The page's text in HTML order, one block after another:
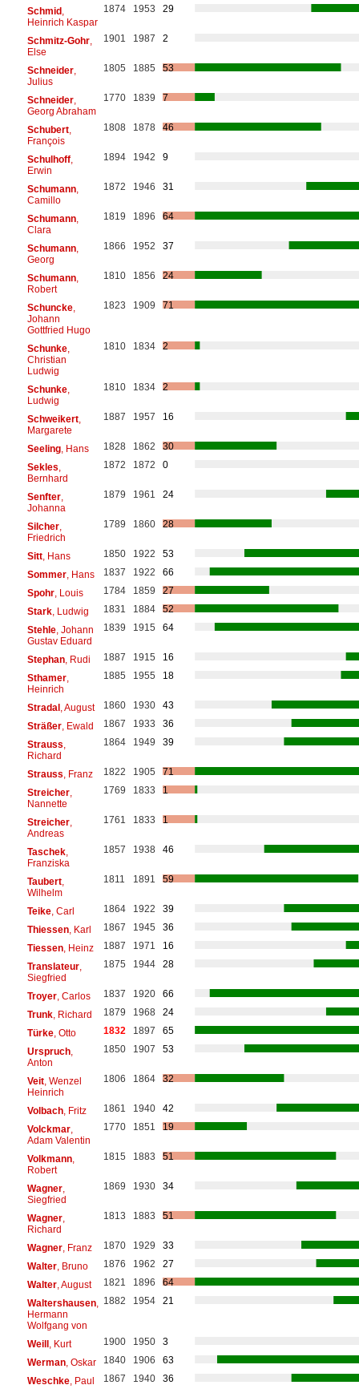
Schmid,
Heinrich Kaspar
1874 1953 29
Schmitz-Gohr,
Else
1901 1987 2
Schneider,
Julius
1805 1885 53
Schneider,
Georg Abraham
1770 1839 7
Schubert,
François
1808 1878 46
Schulhoff,
Erwin
1894 1942 9
Schumann,
Camillo
1872 1946 31
Schumann,
Clara
1819 1896 64
Schumann,
Georg
1866 1952 37
Schumann,
Robert
1810 1856 24
Schuncke,
Johann
Gottfried Hugo
1823 1909 71
Schunke,
Christian
Ludwig
1810 1834 2
Schunke,
Ludwig
1810 1834 2
Schweikert,
Margarete
1887 1957 16
Seeling, Hans 1828 1862
30
Sekles
Bernhard
1872 1872 0
Senfter,
Johanna
1879 1961 24
Silcher,
Friedrich
1789 1860 28
Sitt, Hans 1850 1922
53
Sommer, Hans 1837 1922
66
Spohr, Louis 1784 1859
27
Stark, Ludwig 1831 1884
52
Stehle, Johann
Gustav Eduard
1839 1915 64
Stephan, Rudi 1887 1915
16
Sthamer,
Heinrich
1885 1955 18
Stradal, August 1860 1930
43
Sträßer, Ewald 1867 1933
36
Strauss
Richard
1864 1949 39
Strauss , Franz 1822 1905
71
Streicher,
Nannette
1769 1833 1
Streicher,
Andreas
1761 1833 1
Taschek,
Franziska
1857 1938 46
Taubert,
Wilhelm
1811 1891 59
Teike, Carl 1864 1922
39
Thiessen, Karl 1867 1945
36
Tiessen, Heinz 1887 1971
16
Translateur,
Siegfried
1875 1944 28
Troyer, Carlos 1837 1920
66
Trunk, Richard 1879 1968
24
Türke, Otto 1832 1897
65
Urspruch,
Anton
1850 1907 53
Veit, Wenzel
Heinrich
1806 1864 32
Volbach, Fritz 1861 1940
42
Volckmar,
Adam Valentin
1770 1851 19
Volkmann,
Robert
1815 1883 51
Wagner,
Siegfried
1869 1930 34
Wagner,
Richard
1813 1883 51
Wagner, Franz 1870 1929
33
Walter, Bruno 1876 1962
27
Walter, August 1821 1896
64
Waltershausen,
Hermann
Wolfgang von
1882 1954 21
Weill, Kurt 1900 1950
3
Werman, Oskar 1840 1906
63
Weschke, Paul 1867 1940 36